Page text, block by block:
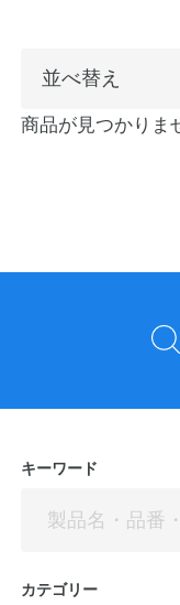
探求・自
工場フォ
替
並べ替え
商品が見つかりま
キーワード
カテゴリー